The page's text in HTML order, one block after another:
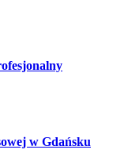
w Gdańsku